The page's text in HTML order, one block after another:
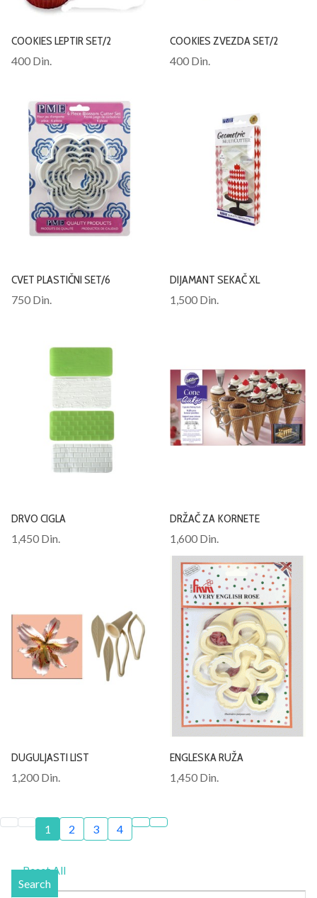
COOKIES LEPTIR SET/2
400 Din.
COOKIES ZVEZDA SET/2
400 Din.
CVET PLASTIČNI SET/6
750 Din.
DIJAMANT SEKAČ XL
1,500 Din.
DRVO CIGLA
1,450 Din.
DRŽAČ ZA KORNETE
1,600 Din.
DUGULJASTI LIST
1,200 Din.
ENGLESKA RUŽA
1,450 Din.
1 2 3 4
Reset All
Search